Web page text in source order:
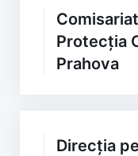
Protecția
Prahova
Direcția